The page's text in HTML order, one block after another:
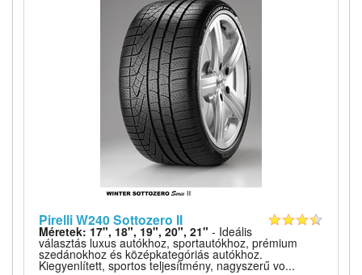
Pirelli W240 Sottozero II
Méretek: 17", 18", 19", 20", 21" - Ideális
választás luxus autókhoz, sportautókhoz, prémium
szedánokhoz és középkategóriás autókhoz.
Kiegyenlített, sportos teljesítmény, nagyszerű vo...